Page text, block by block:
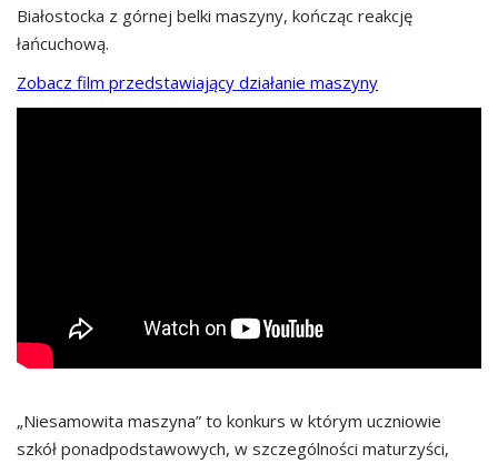
Białostocka z górnej belki maszyny, kończąc reakcję
łańcuchową.
Zobacz film przedstawiający działanie maszyny
„Niesamowita maszyna” to konkurs w którym uczniowie
szkół ponadpodstawowych, w szczególności maturzyści,